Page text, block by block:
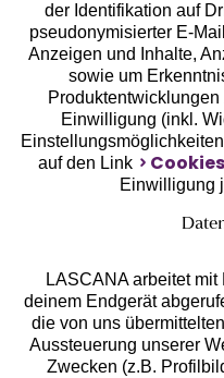
Unsere Apps
Services
der Identifikation auf
pseudonymisierter E-
Anzeigen und Inhalte,
sowie um
Einwilligung (inkl.
auf den Link
Einwilligung
LASCANA arbeitet
deinem Endgerät
die von uns
Aussteuerung unserer
Zwecken (z.B.